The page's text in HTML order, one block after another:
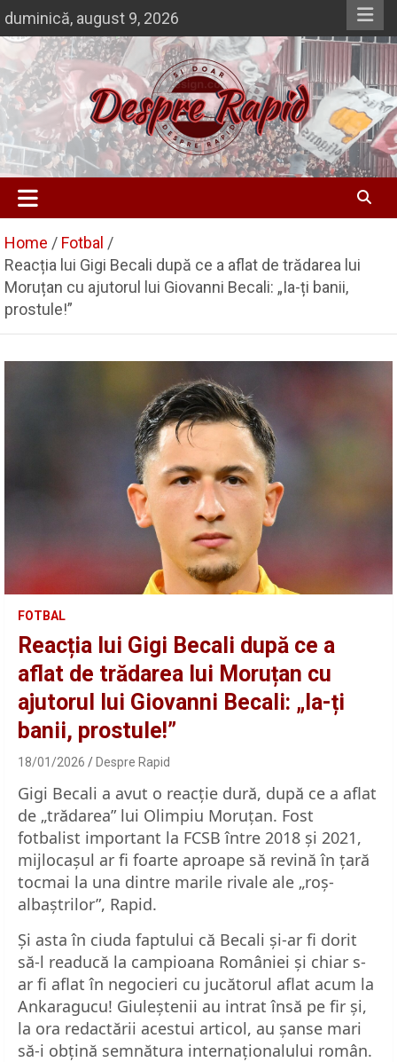
Skip
to
content
duminică, august 9, 2026
Despre Rapid
Si doar … despre Rapid
Home
Fotbal
Reacția lui Gigi Becali după ce a aflat de trădarea lui
Moruțan cu ajutorul lui Giovanni Becali: „Ia-ți banii,
prostule!”
FOTBAL
Reacția lui Gigi Becali după ce a
aflat de trădarea lui Moruțan cu
ajutorul lui Giovanni Becali: „Ia-ți
banii, prostule!”
18/01/2026 Despre Rapid
Gigi Becali a avut o reacție dură, după ce a aflat
de „trădarea” lui Olimpiu Moruțan. Fost
fotbalist important la FCSB între 2018 și 2021,
mijlocașul ar fi foarte aproape să revină în țară
tocmai la una dintre marile rivale ale „roș-
albaștrilor”, Rapid.
Și asta în ciuda faptului că Becali și-ar fi dorit
să-l readucă la campioana României și chiar s-
ar fi aflat în negocieri cu jucătorul aflat acum la
Ankaragucu! Giuleștenii au intrat însă pe fir și,
la ora redactării acestui articol, au șanse mari
să-i obțină semnătura internaționalului român.